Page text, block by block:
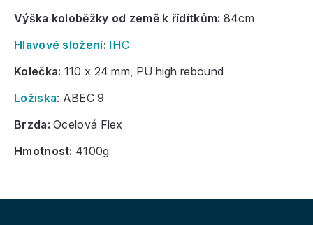
Výška koloběžky od země k řídítkům: 84cm
Hlavové složení: IHC
Kolečka: 110 x 24 mm, PU high rebound
Ložiska: ABEC 9
Brzda: Ocelová Flex
Hmotnost: 4100g